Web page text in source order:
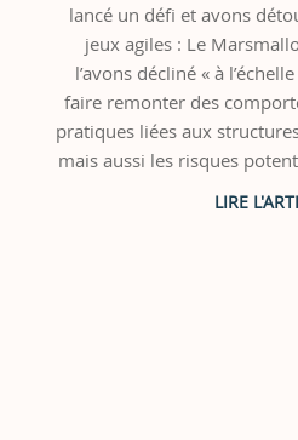
lancé un défi et avons
jeux agiles : Le
l’avons décliné « à
faire remonter des
pratiques liées aux
mais aussi les risques